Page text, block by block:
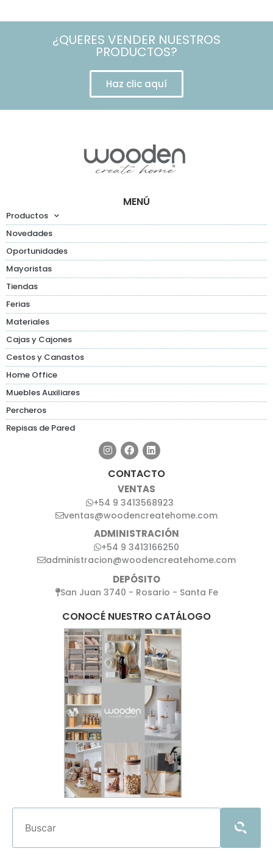
¿QUERES VENDER NUESTROS
PRODUCTOS?
Haz clic aquí
MENÚ
Productos
Novedades
Oportunidades
Mayoristas
Tiendas
Ferias
Materiales
Cajas y Cajones
Cestos y Canastos
Home Office
Muebles Auxiliares
Percheros
Repisas de Pared
CONTACTO
VENTAS
+54 9 3413568923
ventas@woodencreatehome.com
ADMINISTRACIÓN
+54 9 3413166250
administracion@woodencreatehome.com
DEPÓSITO
San Juan 3740 - Rosario - Santa Fe
CONOCÉ NUESTRO CATÁLOGO